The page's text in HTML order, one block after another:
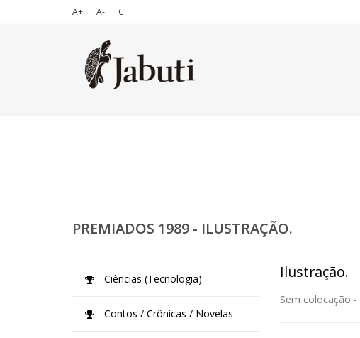
A+ A- C
PREMIADOS 1989 - ILUSTRAÇÃO.
Ilustração.
Sem colocação -
Ciências (Tecnologia)
Contos / Crônicas / Novelas